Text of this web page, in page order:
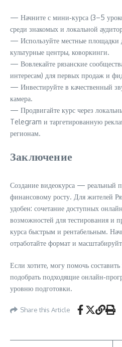
— Начните с мини‑курса (3–5
среди знакомых и локальной
— Используйте местные площадки
культурные центры, коворкинги.
— Вовлекайте рязанские
интересам) для первых продаж и
— Инвестируйте в качественный
камера.
— Продвигайте курс через
Telegram и таргетированную
регионам.
Заключение
Создание видеокурса — реальный
финансовому росту. Для жителей
удобен: сочетание доступных
возможностей для тестирования и
курса быстрым и рентабельным.
отработайте формат и
Если хотите, могу помочь
подобрать подходящие
уровню подготовки.
Share this Article